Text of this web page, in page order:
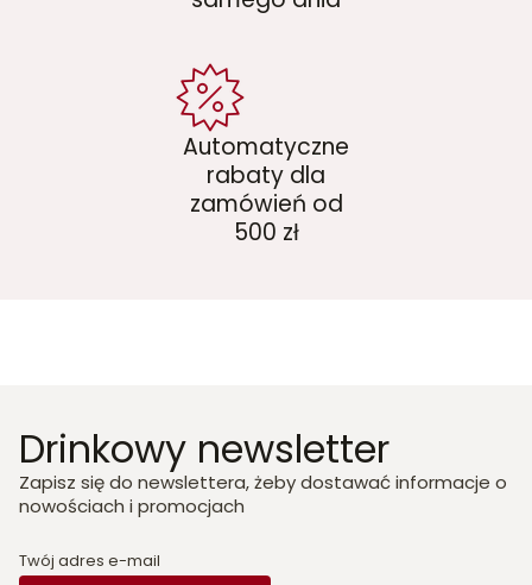
Automatyczne
rabaty dla
zamówień od
500 zł
Drinkowy newsletter
Zapisz się do newslettera, żeby dostawać informacje o
nowościach i promocjach
Twój adres e-mail